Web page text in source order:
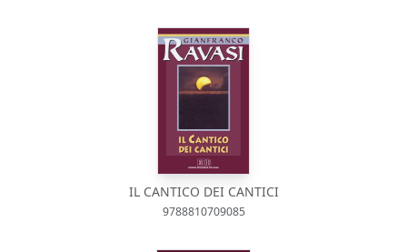
IL CANTICO DEI CANTICI
9788810709085